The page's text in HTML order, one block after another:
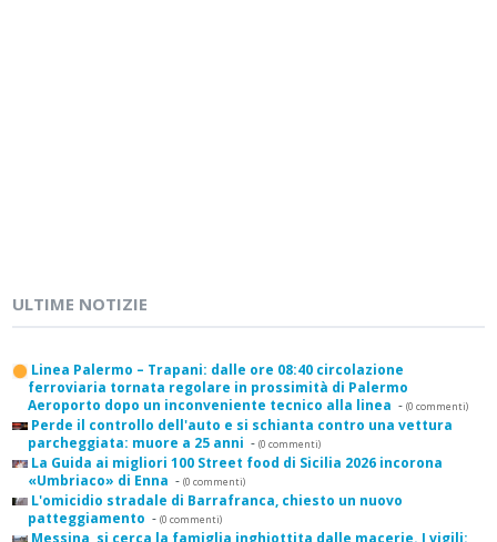
ULTIME NOTIZIE
Linea Palermo – Trapani: dalle ore 08:40 circolazione
ferroviaria tornata regolare in prossimità di Palermo
Aeroporto dopo un inconveniente tecnico alla linea - (0 commenti)
Perde il controllo dell'auto e si schianta contro una vettura
parcheggiata: muore a 25 anni - (0 commenti)
La Guida ai migliori 100 Street food di Sicilia 2026 incorona
«Umbriaco» di Enna - (0 commenti)
L'omicidio stradale di Barrafranca, chiesto un nuovo
patteggiamento - (0 commenti)